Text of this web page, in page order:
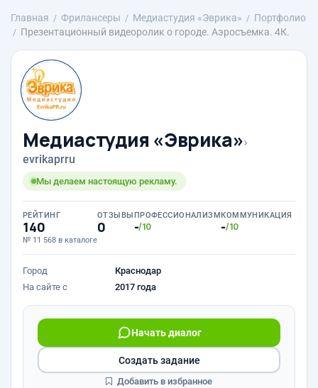
Главная Фрилансеры Медиастудия «Эврика»
Портфолио
Презентационный видеоролик о городе. Аэросъемка. 4К.
Медиастудия «Эврика»›
evrikaprru
Мы делаем настоящую рекламу.
РЕЙТИНГ
140
№ 11 568 в каталоге
ОТЗЫВЫ
0
ПРОФЕССИОНАЛИЗМ
-/10
КОММУНИКАЦИЯ
-/10
Город
Краснодар
На сайте с
2017 года
Начать диалог
Создать задание
Добавить в избранное